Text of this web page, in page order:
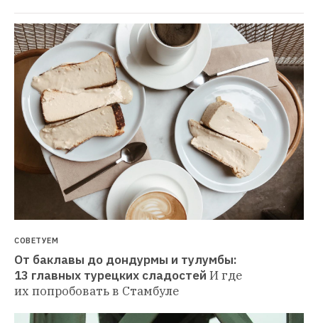
СОВЕТУЕМ
От баклавы до дондурмы и тулумбы:
13 главных турецких сладостей И где
их попробовать в Стамбуле